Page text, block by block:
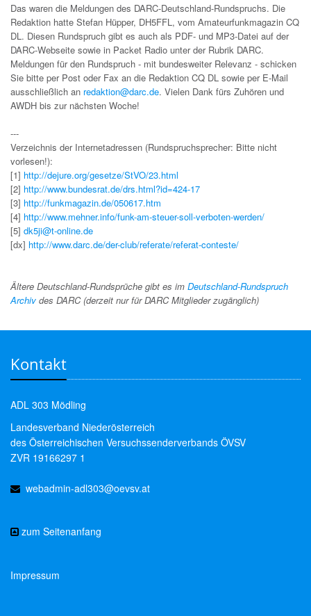
Das waren die Meldungen des DARC-Deutschland-Rundspruchs. Die
Redaktion hatte Stefan Hüpper, DH5FFL, vom Amateurfunkmagazin CQ
DL. Diesen Rundspruch gibt es auch als PDF- und MP3-Datei auf der
DARC-Webseite sowie in Packet Radio unter der Rubrik DARC.
Meldungen für den Rundspruch - mit bundesweiter Relevanz - schicken
Sie bitte per Post oder Fax an die Redaktion CQ DL sowie per E-Mail
ausschließlich an redaktion@darc.de. Vielen Dank fürs Zuhören und
AWDH bis zur nächsten Woche!
---
Verzeichnis der Internetadressen (Rundspruchsprecher: Bitte nicht
vorlesen!):
[1] http://dejure.org/gesetze/StVO/23.html
[2] http://www.bundesrat.de/drs.html?id=424-17
[3] http://funkmagazin.de/050617.htm
[4] http://www.mehner.info/funk-am-steuer-soll-verboten-werden/
[5] dk5ji@t-online.de
[dx] http://www.darc.de/der-club/referate/referat-conteste/
Ältere Deutschland-Rundsprüche gibt es im Deutschland-Rundspruch
Archiv des DARC (derzeit nur für DARC Mitglieder zugänglich)
Kontakt
ADL 303 Mödling
Landesverband Niederösterreich
des Österreichischen Versuchssenderverbands ÖVSV
ZVR 19166297 1
webadmin-adl303@oevsv.at
zum Seitenanfang
Impressum